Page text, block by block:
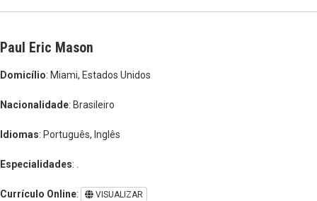
Paul Eric Mason
Domicílio: Miami, Estados Unidos
Nacionalidade: Brasileiro
Idiomas: Português, Inglês
Especialidades: .
Currículo Online: VISUALIZAR